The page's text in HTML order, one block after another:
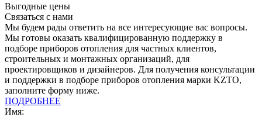
Выгодные цены
Связаться с нами
Мы будем рады ответить на все интересующие вас вопросы.
Мы готовы оказать квалифицированную поддержку в
подборе приборов отопления для частных клиентов,
строительных и монтажных организаций, для
проектировщиков и дизайнеров. Для получения консультации
и поддержки в подборе приборов отопления марки KZTO,
заполните форму ниже.
ПОДРОБНЕЕ
Имя: